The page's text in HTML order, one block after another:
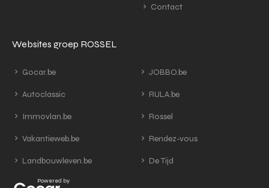
Contact
Websites groep ROSSEL
Gocar.be
Autoclassic
Immovlan.be
Vakantieweb.be
Landbouwleven.be
JOBBO.be
RULA.be
Rossel
Rendez-vous
De Tijd
Powered by